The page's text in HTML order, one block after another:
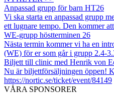
Anpassad grupp för barn HT26
Vi ska starta en anpassad grupp
ett lugnare tempo. Den kommer
WE-grupp höstterminen 26
Nästa termin kommer vi ha en
(WE) för er som går i grupp 2.4-
Biljett till clinic med Henrik von
Nu är biljettförsäljningen öppen!
https://nortic.se/ticket/event/84149
VÅRA SPONSORER